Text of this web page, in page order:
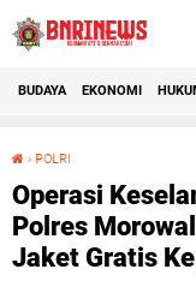
BUDAYA EKONOMI
› POLRI
Operasi
Polres
Jaket Gratis